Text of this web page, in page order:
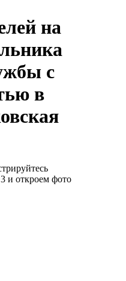
на
с
в
и откроем фото